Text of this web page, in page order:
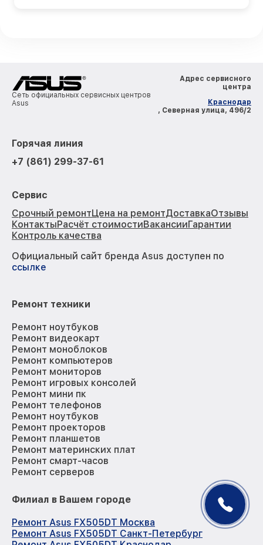
Сеть официальных сервисных центров
Asus
Адрес сервисного
центра
Краснодар
, Северная улица, 496/2
Горячая линия
+7 (861) 299-37-61
Сервис
Срочный ремонтЦена на ремонтДоставкаОтзывы
КонтактыРасчёт стоимостиВакансииГарантии
Контроль качества
Официальный сайт бренда Asus доступен по
ссылке
Ремонт техники
Ремонт ноутбуков
Ремонт видеокарт
Ремонт моноблоков
Ремонт компьютеров
Ремонт мониторов
Ремонт игровых консолей
Ремонт мини пк
Ремонт телефонов
Ремонт ноутбуков
Ремонт проекторов
Ремонт планшетов
Ремонт материнских плат
Ремонт смарт-часов
Ремонт серверов
Филиал в Вашем городе
Ремонт Asus FX505DT Москва
Ремонт Asus FX505DT Санкт-Петербург